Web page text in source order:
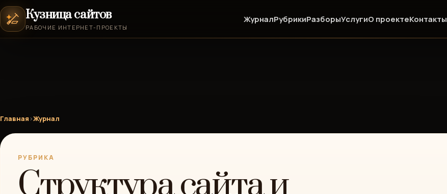
Кузница сайтов
РАБОЧИЕ ИНТЕРНЕТ-ПРОЕКТЫ
ЖурналРубрикиРазборыУслугиО проектеКонтакты
Главная›Журнал
РУБРИКА
Структура сайта и